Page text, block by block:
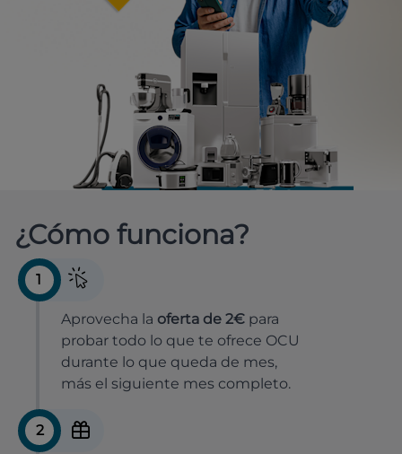
¿Cómo funciona?
1
Aprovecha la oferta de 2€ para
probar todo lo que te ofrece OCU
durante lo que queda de mes,
más el siguiente mes completo.
2